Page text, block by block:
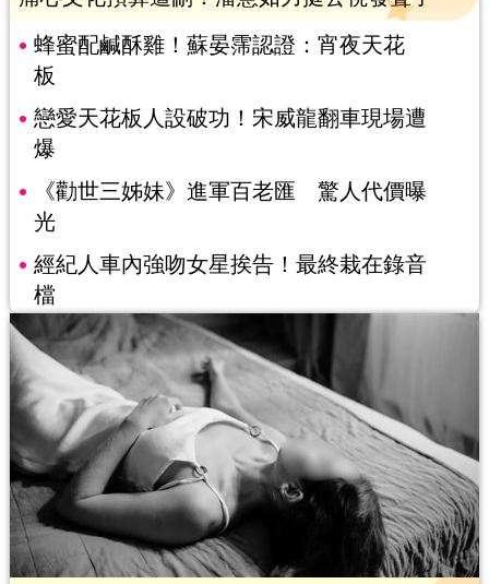
蜂蜜配鹹酥雞！蘇晏霈認證：宵夜天花
板
戀愛天花板人設破功！宋威龍翻車現場遭
爆
《勸世三姊妹》進軍百老匯 驚人代價曝
光
經紀人車內強吻女星挨告！最終栽在錄音
檔